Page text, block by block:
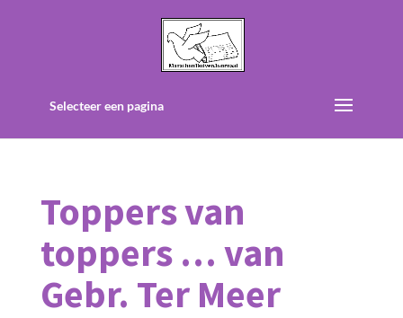
Selecteer een pagina
Toppers van
toppers … van
Gebr. Ter Meer